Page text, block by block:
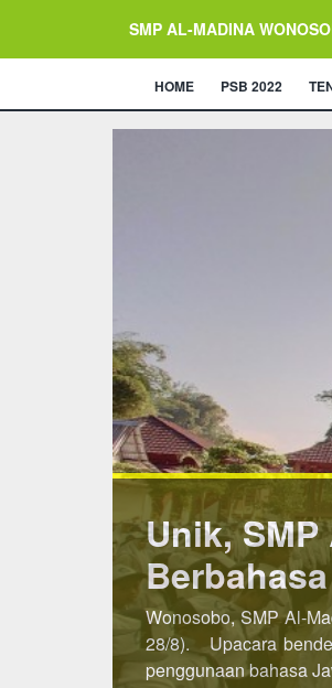
SMP AL-MADINA
HOME PSB 2022
Lebih
Penerimaan Siswa/
dibuka pada semester
2021 hingga 25 Des...